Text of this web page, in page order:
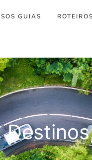
GUIAS
Destinos